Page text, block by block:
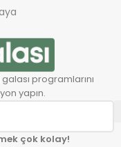
programlarını
yapın.
çok kolay!